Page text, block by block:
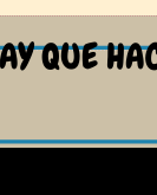
QUE